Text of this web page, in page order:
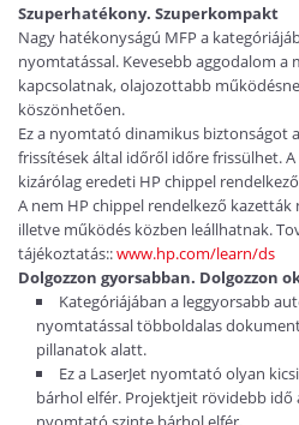
Szuperhatékony. Szuperkompakt
Nagy hatékonyságú MFP a
nyomtatással. Kevesebb aggodalom a
kapcsolatnak, olajozottabb
köszönhetően.
Ez a nyomtató dinamikus biztonságot
frissítések által időről időre frissülhet.
kizárólag eredeti HP chippel
A nem HP chippel rendelkező
illetve működés közben leállhatnak.
tájékoztatás::www.hp.com/learn/ds
Dolgozzon gyorsabban. Dolgozzon
Kategóriájában a leggyorsabb
nyomtatással többoldalas
pillanatok alatt.
Ez a LaserJet nyomtató olyan
bárhol elfér. Projektjeit rövidebb idő